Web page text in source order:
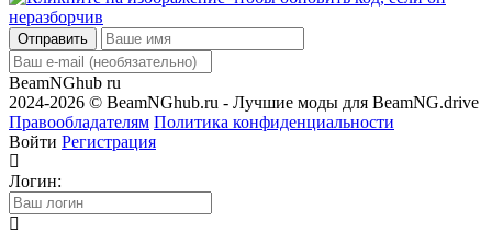
Отправить
BeamNGhub ru
2024-2026 © BeamNGhub.ru - Лучшие моды для BeamNG.drive
Правообладателям Политика конфиденциальности
Войти Регистрация
Логин: